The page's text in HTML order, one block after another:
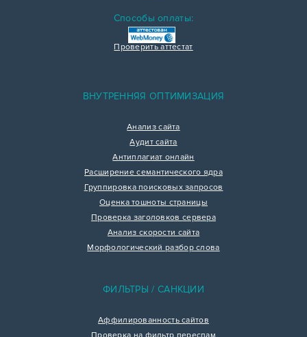
Способы оплаты:
Проверить аттестат
ВНУТРЕННЯЯ ОПТИМИЗАЦИЯ
Анализ сайта
Аудит сайта
Антиплагиат онлайн
Расширение семантического ядра
Группировка поисковых запросов
Оценка тошноты страницы
Проверка заголовков сервера
Анализ скорости сайта
Морфологический разбор слова
ФИЛЬТРЫ / САНКЦИИ
Аффилированность сайтов